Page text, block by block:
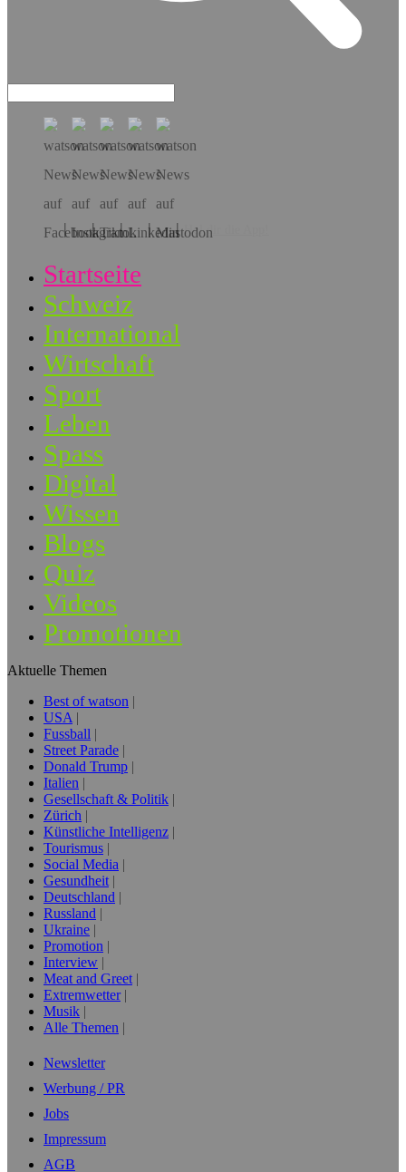
Hol dir die App!
Startseite
Schweiz
International
Wirtschaft
Sport
Leben
Spass
Digital
Wissen
Blogs
Quiz
Videos
Promotionen
Aktuelle Themen
Best of watson
USA
Fussball
Street Parade
Donald Trump
Italien
Gesellschaft & Politik
Zürich
Künstliche Intelligenz
Tourismus
Social Media
Gesundheit
Deutschland
Russland
Ukraine
Promotion
Interview
Meat and Greet
Extremwetter
Musik
Alle Themen
Newsletter
Werbung / PR
Jobs
Impressum
AGB